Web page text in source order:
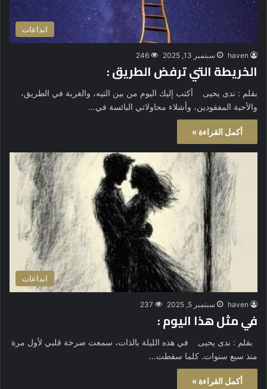
ابداعات
haven سبتمبر 13, 2025 246
الخريطة التي ترفض الطريق :
بقلم : ندى يحيى أكتب إليك اليوم من بين التيه، والغربة في الطريق،
والأحبة المفقودين، وأشلاء محاولاتي البائسة في…
أكمل القراءة »
ابداعات
haven سبتمبر 5, 2025 237
في مثل هذا اليوم :
بقلم : ندى يحيى في هذه الليلة بالذات، سمعت صرخة قلبي لأول مرة
منذ سبع سنوات. كلما سقطت…
أكمل القراءة »